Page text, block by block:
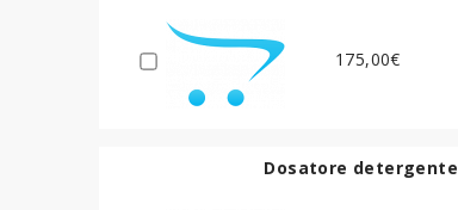
175,00€
Dosatore detergente